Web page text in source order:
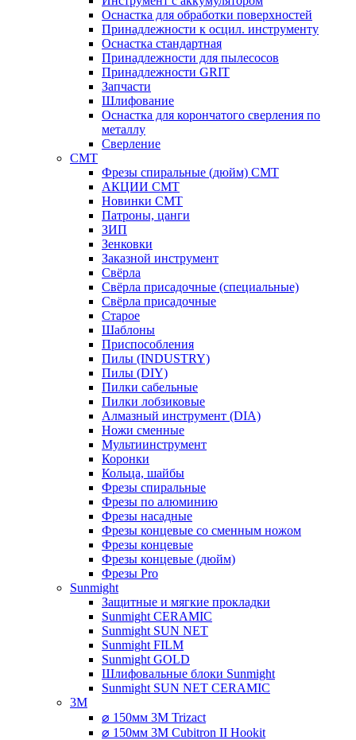
Оснастка для обработки поверхностей
Принадлежности к осцил. инструменту
Оснастка стандартная
Принадлежности для пылесосов
Принадлежности GRIT
Запчасти
Шлифование
Оснастка для корончатого сверления по
металлу
Сверление
CMT
Фрезы спиральные (дюйм) СМТ
АКЦИИ СМТ
Новинки CMT
Патроны, цанги
ЗИП
Зенковки
Заказной инструмент
Свёрла
Свёрла присадочные (специальные)
Свёрла присадочные
Старое
Шаблоны
Приспособления
Пилы (INDUSTRY)
Пилы (DIY)
Пилки сабельные
Пилки лобзиковые
Алмазный инструмент (DIA)
Ножи сменные
Мультиинструмент
Коронки
Кольца, шайбы
Фрезы спиральные
Фрезы по алюминию
Фрезы насадные
Фрезы концевые со сменным ножом
Фрезы концевые
Фрезы концевые (дюйм)
Фрезы Pro
Sunmight
Защитные и мягкие прокладки
Sunmight CERAMIC
Sunmight SUN NET
Sunmight FILM
Sunmight GOLD
Шлифовальные блоки Sunmight
Sunmight SUN NET CERAMIC
3M
⌀ 150мм 3M Trizact
⌀ 150мм 3M Cubitron II Hookit